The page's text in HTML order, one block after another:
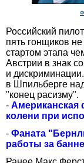
Российский
пять гонщиков
стартом этапа
Австрии в знак
и
в Шпильберге
"конец расизму".
- Американская
колени при
- Фаната
работы за